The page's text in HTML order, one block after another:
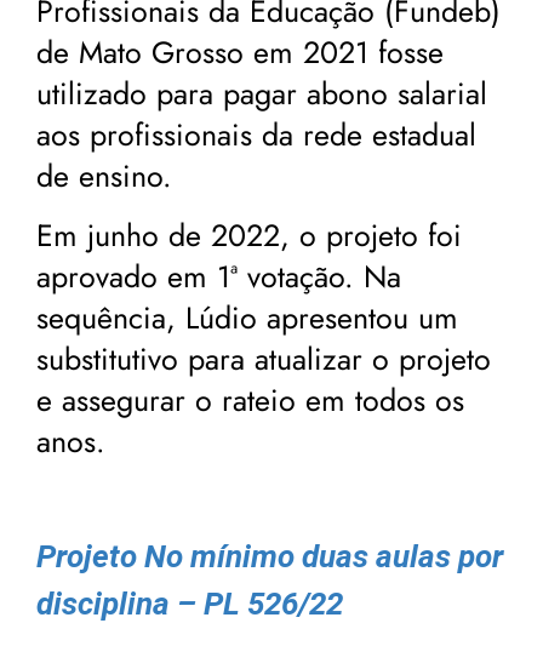
Profissionais da Educação (Fundeb)
de Mato Grosso em 2021 fosse
utilizado para pagar abono salarial
aos profissionais da rede estadual
de ensino.
Em junho de 2022, o projeto foi
aprovado em 1ª votação. Na
sequência, Lúdio apresentou um
substitutivo para atualizar o projeto
e assegurar o rateio em todos os
anos.
Projeto No mínimo duas aulas por
disciplina – PL 526/22